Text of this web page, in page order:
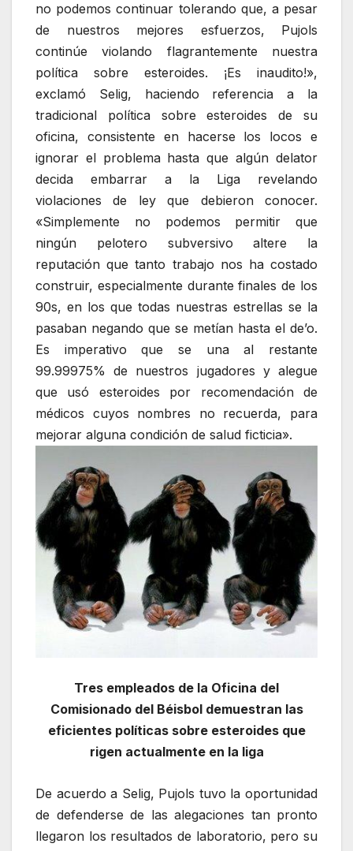
no podemos continuar tolerando que, a pesar
de nuestros mejores esfuerzos, Pujols
continúe violando flagrantemente nuestra
política sobre esteroides. ¡Es inaudito!»,
exclamó Selig, haciendo referencia a la
tradicional política sobre esteroides de su
oficina, consistente en hacerse los locos e
ignorar el problema hasta que algún delator
decida embarrar a la Liga revelando
violaciones de ley que debieron conocer.
«Simplemente no podemos permitir que
ningún pelotero subversivo altere la
reputación que tanto trabajo nos ha costado
construir, especialmente durante finales de los
90s, en los que todas nuestras estrellas se la
pasaban negando que se metían hasta el de’o.
Es imperativo que se una al restante
99.99975% de nuestros jugadores y alegue
que usó esteroides por recomendación de
médicos cuyos nombres no recuerda, para
mejorar alguna condición de salud ficticia».
Tres empleados de la Oficina del
Comisionado del Béisbol demuestran las
eficientes políticas sobre esteroides que
rigen actualmente en la liga
De acuerdo a Selig, Pujols tuvo la oportunidad
de defenderse de las alegaciones tan pronto
llegaron los resultados de laboratorio, pero su